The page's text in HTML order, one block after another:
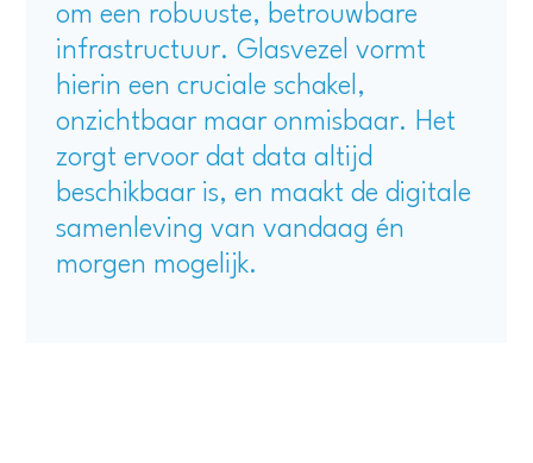
om een robuuste, betrouwbare
infrastructuur. Glasvezel vormt
hierin een cruciale schakel,
onzichtbaar maar onmisbaar. Het
zorgt ervoor dat data altijd
beschikbaar is, en maakt de digitale
samenleving van vandaag én
morgen mogelijk.